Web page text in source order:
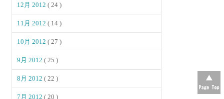
12月 2012( 24 )
11月 2012( 14 )
10月 2012( 27 )
9月 2012( 25 )
8月 2012( 22 )
7月 2012( 20 )